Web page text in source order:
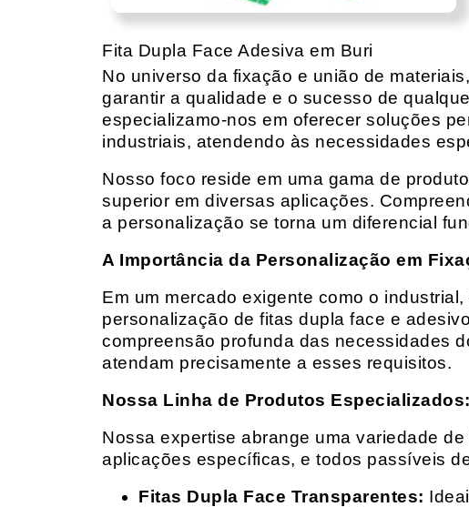
Fita Dupla Face Adesiva em Buri
No universo da fixação e união de
garantir a qualidade e o sucesso de
especializamo-nos em oferecer soluções
industriais, atendendo às necessidades
Nosso foco reside em uma gama de
superior em diversas aplicações.
a personalização se torna um diferencial
A Importância da Personalização em
Em um mercado exigente como o
personalização de fitas dupla face e
compreensão profunda das necessidades
atendam precisamente a esses requisitos.
Nossa Linha de Produtos Especializados:
Nossa expertise abrange uma variedade
aplicações específicas, e todos passíveis
Fitas Dupla Face Transparentes: